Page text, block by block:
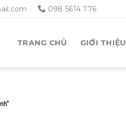
098 5614 776
TRANG CHỦ GIỚI THIỆU